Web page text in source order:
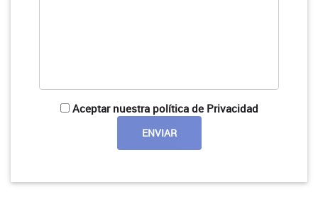
Aceptar nuestra política de Privacidad